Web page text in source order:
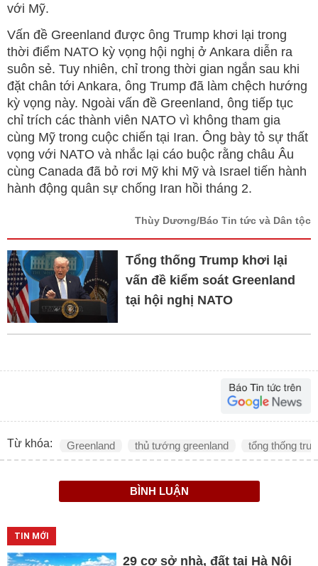
với Mỹ.
Vấn đề Greenland được ông Trump khơi lại trong
thời điểm NATO kỳ vọng hội nghị ở Ankara diễn ra
suôn sẻ. Tuy nhiên, chỉ trong thời gian ngắn sau khi
đặt chân tới Ankara, ông Trump đã làm chệch hướng
kỳ vọng này. Ngoài vấn đề Greenland, ông tiếp tục
chỉ trích các thành viên NATO vì không tham gia
cùng Mỹ trong cuộc chiến tại Iran. Ông bày tỏ sự thất
vọng với NATO và nhắc lại cáo buộc rằng châu Âu
cùng Canada đã bỏ rơi Mỹ khi Mỹ và Israel tiến hành
hành động quân sự chống Iran hồi tháng 2.
Thùy Dương/Báo Tin tức và Dân tộc
Tổng thống Trump khơi lại
vấn đề kiểm soát Greenland
tại hội nghị NATO
Từ khóa: Greenland thủ tướng greenland tổng thống
BÌNH LUẬN
TIN MỚI
29 cơ sở nhà, đất tại Hà Nội